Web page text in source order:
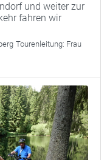
und weiter zur
fahren wir
Tourenleitung: Frau